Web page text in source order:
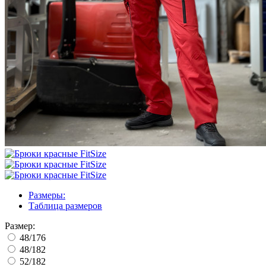
Размеры:
Таблица размеров
Размер:
48/176
48/182
52/182